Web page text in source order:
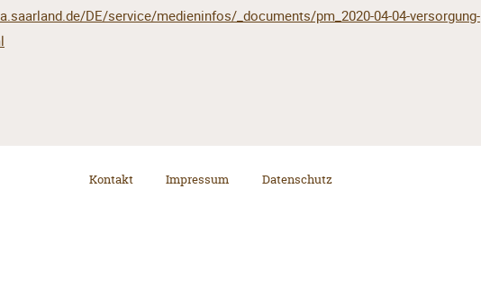
DE/service/medieninfos/_documents/pm_2020-04-04-versorgung-
Kontakt Impressum Datenschutz